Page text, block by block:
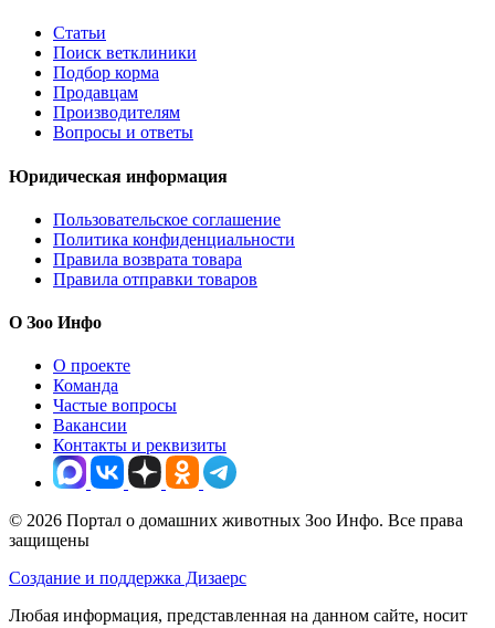
Статьи
Поиск ветклиники
Подбор корма
Продавцам
Производителям
Вопросы и ответы
Юридическая информация
Пользовательское соглашение
Политика конфиденциальности
Правила возврата товара
Правила отправки товаров
О Зоо Инфо
О проекте
Команда
Частые вопросы
Вакансии
Контакты и реквизиты
© 2026 Портал о домашних животных Зоо Инфо. Все права
защищены
Создание и поддержка Дизаерс
Любая информация, представленная на данном сайте, носит